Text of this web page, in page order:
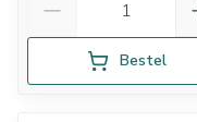
Bestel